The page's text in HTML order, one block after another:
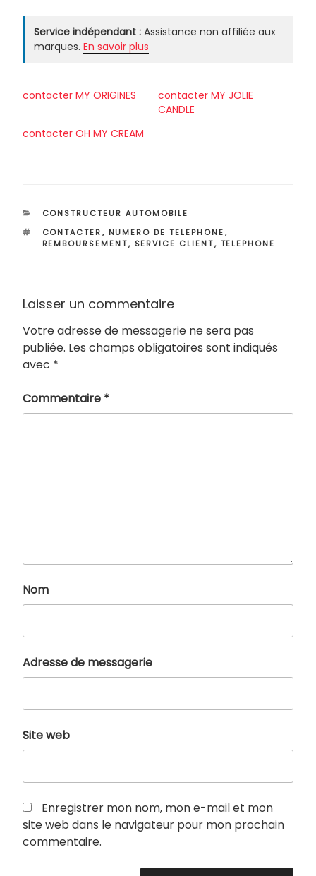
Service indépendant : Assistance non affiliée aux
marques. En savoir plus
contacter MY ORIGINES
contacter MY JOLIE
CANDLE
contacter OH MY CREAM
CATÉGORIES
CONSTRUCTEUR AUTOMOBILE
ÉTIQUETTES
CONTACTER, NUMERO DE TELEPHONE,
REMBOURSEMENT, SERVICE CLIENT, TELEPHONE
Laisser un commentaire
Votre adresse de messagerie ne sera pas
publiée. Les champs obligatoires sont indiqués
avec *
Commentaire *
Nom
Adresse de messagerie
Site web
Enregistrer mon nom, mon e-mail et mon
site web dans le navigateur pour mon prochain
commentaire.